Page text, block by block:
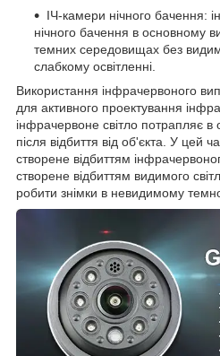
ІЧ-камери нічного бачення:
нічного бачення в основному
темних середовищах без
слабкому освітленні.
Використання інфрачервоного
для активного проектування
інфрачервоне світло потрапляє
після відбиття від об'єкта. У цей
створене відбиттям
створене відбиттям видимого
робити знімки в невидимому